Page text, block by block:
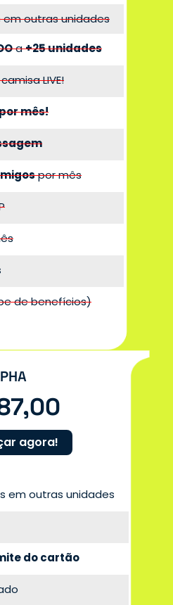
outras unidades
a+25 unidades
LIVE!
mês!
por mês
de benefícios)
agora!
em outras unidades
do cartão